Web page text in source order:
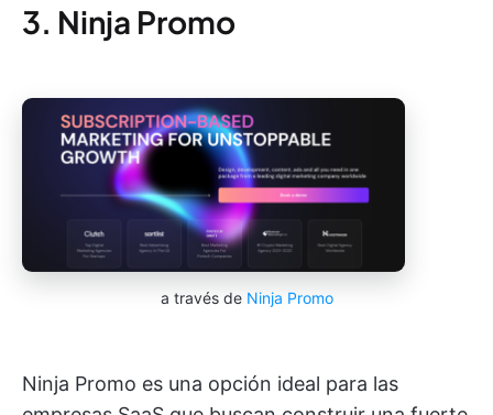
3. Ninja Promo
a través de Ninja Promo
Ninja Promo es una opción ideal para las